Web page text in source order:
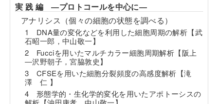
実 践 編 ―プロトコールを中心に―
アナリシス（個々の細胞の状態を調べる）
1 DNA量の変化などを利用した細胞周期の解析【武
石昭一郎，中山敬一】
2 Fucciを用いたマルチカラー細胞周期解析【阪上
―沢野朝子，宮脇敦史】
3 CFSEを用いた細胞分裂頻度の高感度解析【滝
澤 仁 】
4 形態学的・生化学的変化を用いたアポトーシスの